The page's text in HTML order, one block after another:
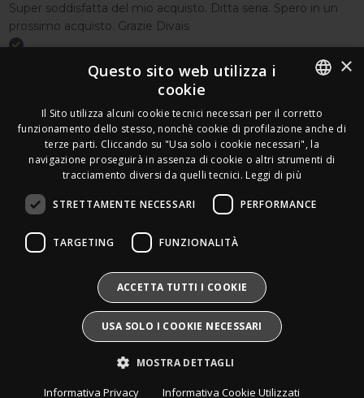
Super soddisfatta del mio acquisto. Ditta seria. Spero in un
prossimo acquisto. Grazie Divais
Seguici
Newsletter
Leds Electronics di Stabile Dario
Via Annamaria Ortese 33 - 80144 Napoli
Info@divais.it Telefono:08118098352
Pec:ledselectronics@pec.it
Iscritto al consorzio ECOEM:
Produttore AEE:
IT25020000016865
Pile e Accumulatori:
Divais®
Tutti i diritti sono riservati.
ITALIAN
FRENCH
GERMAN
ENGLISH
×
Questo sito web utilizza i
cookie
Il Sito utilizza alcuni cookie tecnici necessari per il corretto
funzionamento dello stesso, nonchè cookie di profilazione anche di
terze parti. Cliccando su "Usa solo i cookie necessari", la
navigazione proseguirà in assenza di cookie o altri strumenti di
tracciamento diversi da quelli tecnici. Leggi di più
STRETTAMENTE NECESSARI PERFORMANCE
TARGETING FUNZIONALITÀ
ACCETTA TUTTI I COOKIE
USA SOLO I COOKIE NECESSARI
MOSTRA DETTAGLI
Informativa Privacy Informativa Cookie Utilizzati